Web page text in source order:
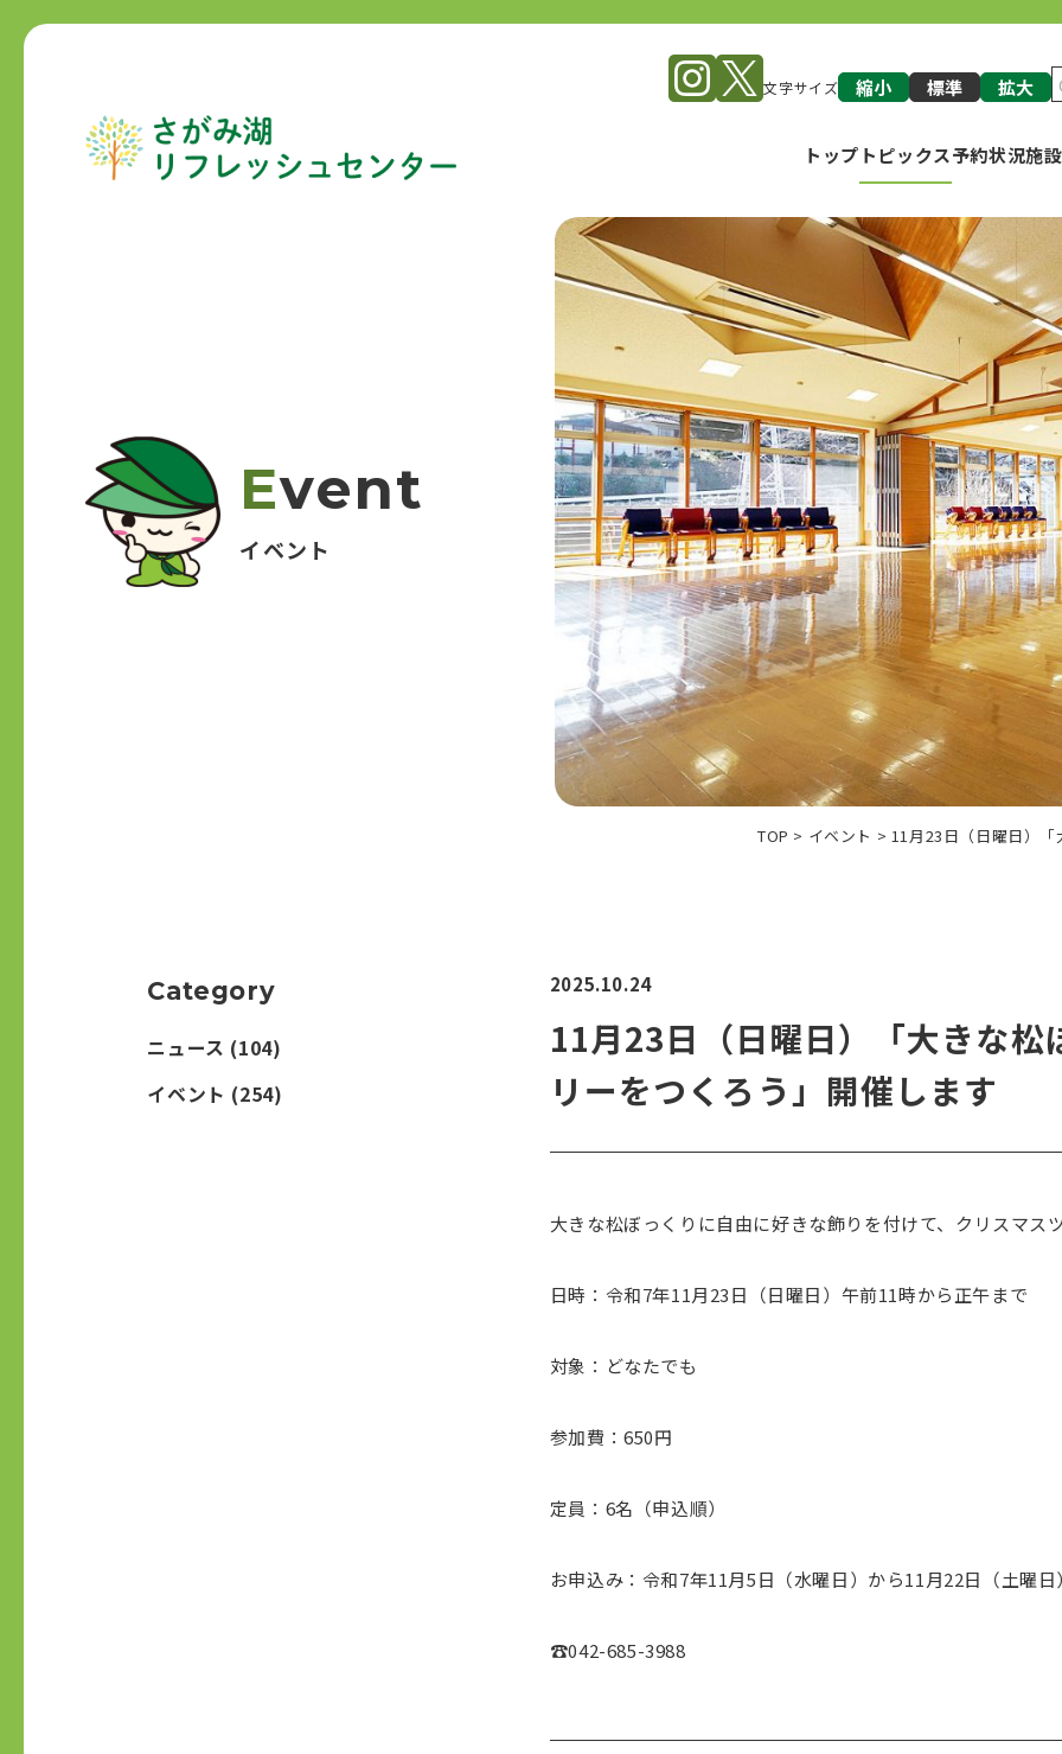
文字サイズ 縮小 標準 拡大
トップ トピックス予約状況施
Event
イベント
TOP > イベント > 11月23日（日曜日）
2025.10.24
11月23日（日曜日）「大きな松
リーをつくろう」開催します
大きな松ぼっくりに自由に好きな飾りを付けて、クリスマス
日時：令和7年11月23日（日曜日）午前11時から正午まで
対象：どなたでも
参加費：650円
定員：6名（申込順）
お申込み：令和7年11月5日（水曜日）から11月22日（土曜
☎042-685-3988
Category
ニュース (104)
イベント (254)